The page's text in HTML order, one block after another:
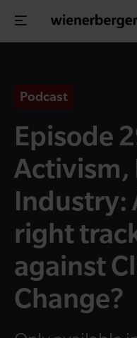
Podcast
Episode
Activism,
Industry:
right
against
Change?